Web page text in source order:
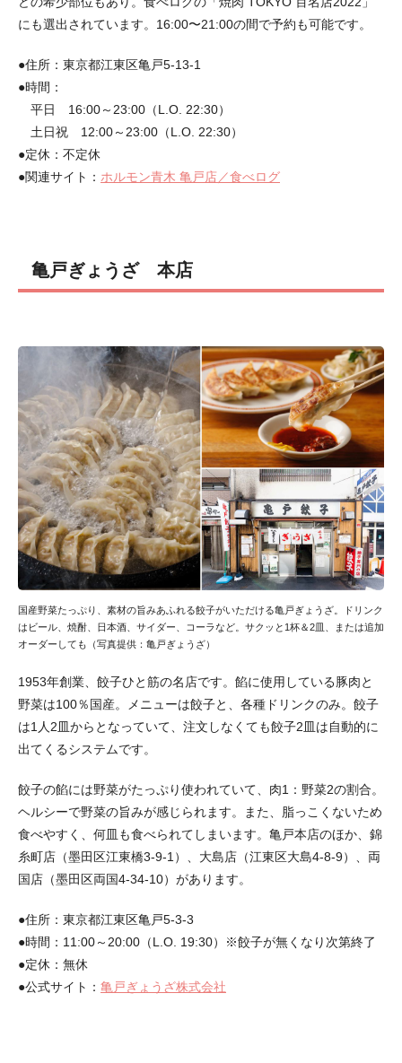
にも選出されています。16:00〜21:00の間で予約も可能です。
●住所：東京都江東区亀戸5-13-1
●時間：
平日 16:00～23:00（L.O. 22:30）
土日祝 12:00～23:00（L.O. 22:30）
●定休：不定休
●関連サイト： ホルモン青木 亀戸店／食べログ
亀戸ぎょうざ 本店
国産野菜たっぷり、素材の旨みあふれる餃子がいただける亀戸ぎょうざ。ドリンク
はビール、焼酎、日本酒、サイダー、コーラなど。サクッと1杯＆2皿、または追加
オーダーしても（写真提供：亀戸ぎょうざ）
1953年創業、餃子ひと筋の名店です。餡に使用している豚肉と
野菜は100％国産。メニューは餃子と、各種ドリンクのみ。餃子
は1人2皿からとなっていて、注文しなくても餃子2皿は自動的に
出てくるシステムです。
餃子の餡には野菜がたっぷり使われていて、肉1：野菜2の割合。
ヘルシーで野菜の旨みが感じられます。また、脂っこくないため
食べやすく、何皿も食べられてしまいます。亀戸本店のほか、錦
糸町店（墨田区江東橋3-9-1）、大島店（江東区大島4-8-9）、両
国店（墨田区両国4-34-10）があります。
●住所：東京都江東区亀戸5-3-3
●時間：11:00～20:00（L.O. 19:30）※餃子が無くなり次第終了
●定休：無休
●公式サイト： 亀戸ぎょうざ株式会社